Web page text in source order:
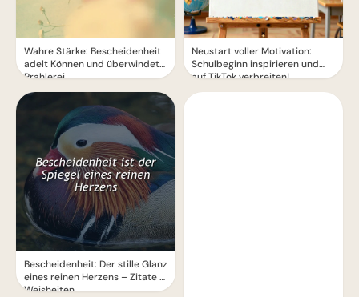
Wahre Stärke: Bescheidenheit
adelt Können und überwindet
Prahlerei
Bescheidenheit: Der stille Glanz
eines reinen Herzens – Zitate &
Weisheiten
Neustart voller Motivation:
Schulbeginn inspirieren und
auf TikTok verbreiten!